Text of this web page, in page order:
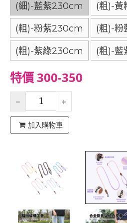
(細)-藍紫230cm (粗)-
(粗)-粉紫230cm (粗)-
(粗)-紫綠230cm (粗)-
特價 300-350
加入購物車